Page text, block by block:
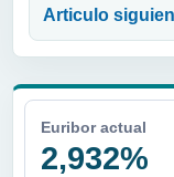
Euribor actual
2,932%
Articulo